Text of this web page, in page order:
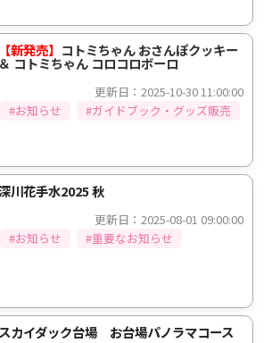
【新発売】 コトミちゃん おさんぽクッキー
＆ コトミちゃん コロコロボーロ
更新日：2025-10-30 11:00:00
#お知らせ
#ガイドブック・グッズ販売
川花手水2025 秋
更新日：2025-08-01 09:00:00
#お知らせ
#重要なお知らせ
スカイダック台場 お台場パノラマコース